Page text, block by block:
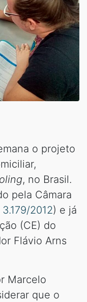
o projeto
, no Brasil.
pela Câmara
3.179/2012) e já
(CE) do
Flávio Arns
Marcelo
que o